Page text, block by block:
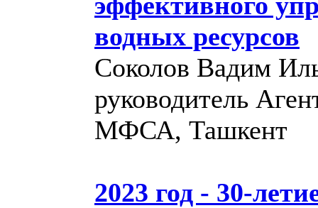
водных ресурсов
Соколов Вадим
руководитель
МФСА, Ташкент
2023 год - 30-